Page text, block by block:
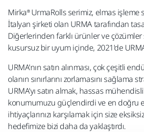
Mirka® UrmaRolls serimiz, elmas
İtalyan şirketi olan URMA tarafından
Diğerlerinden farklı ürünler ve
kusursuz bir uyum içinde, 2021'de
URMA'nın satın alınması, çok çeşitli
olanın sınırlarını zorlamasını sağlama
URMA'yı satın almak, hassas
konumumuzu güçlendirdi ve en doğru
ihtiyaçlarınızı karşılamak için size
hedefimize bizi daha da yaklaştırdı.